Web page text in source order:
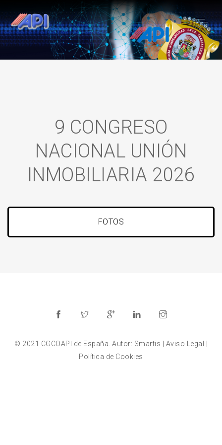
9 CONGRESO
NACIONAL UNIÓN
INMOBILIARIA 2026
FOTOS
© 2021 CGCOAPI de España. Autor: Smartis | Aviso Legal
Política de Cookies